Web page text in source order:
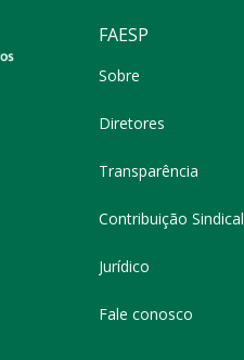
FAESP
Sobre
Diretores
Transparência
Contribuição Sindical
Jurídico
Fale conosco